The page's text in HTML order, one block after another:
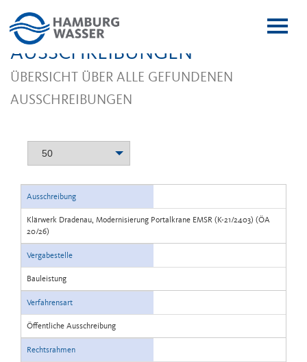
AUSSCHREIBUNGEN
ÜBERSICHT ÜBER ALLE GEFUNDENEN
AUSSCHREIBUNGEN
50
Ausschreibung
Klärwerk Dradenau, Modernisierung Portalkrane EMSR (K-21/2403) (ÖA
20/26)
Vergabestelle
Bauleistung
Verfahrensart
Öffentliche Ausschreibung
Rechtsrahmen